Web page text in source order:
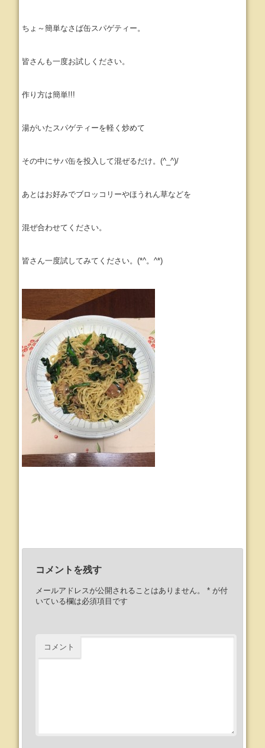
ちょ～簡単なさば缶スパゲティー。
皆さんも一度お試しください。
作り方は簡単!!!
湯がいたスパゲティーを軽く炒めて
その中にサバ缶を投入して混ぜるだけ。(^_^)/
あとはお好みでブロッコリーやほうれん草などを
混ぜ合わせてください。
皆さん一度試してみてください。(*^。^*)
コメントを残す
メールアドレスが公開されることはありません。 *が付
いている欄は必須項目です
コメント